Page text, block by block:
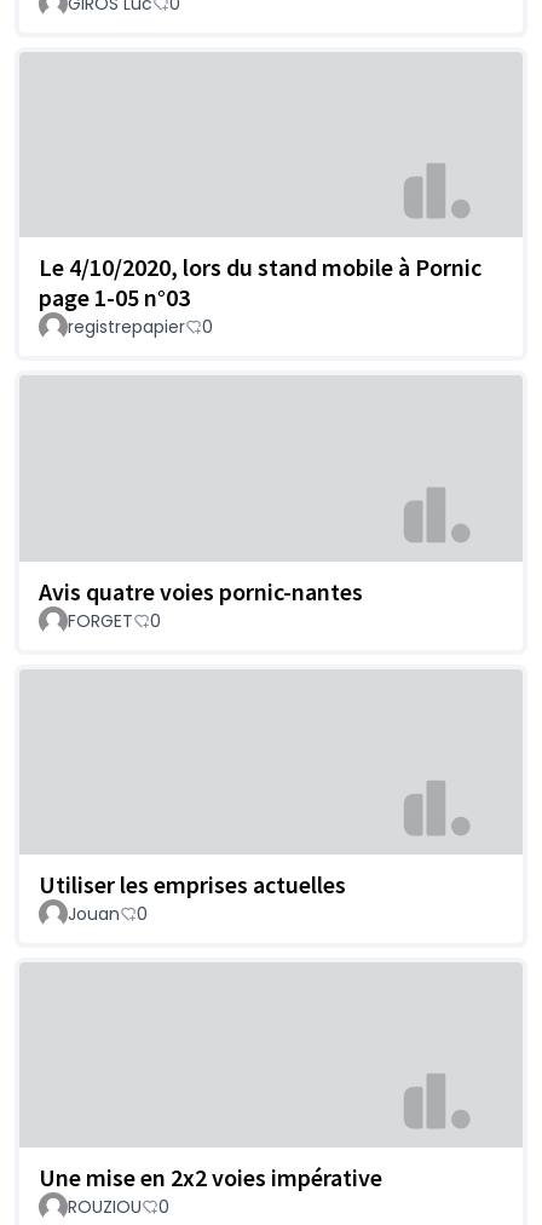
Le 4/10/2020, lors du stand mobile à Pornic
page 1-05 n°03
registrepapier 0
Avis quatre voies pornic-nantes
FORGET 0
Utiliser les emprises actuelles
Jouan 0
Une mise en 2x2 voies impérative
ROUZIOU 0